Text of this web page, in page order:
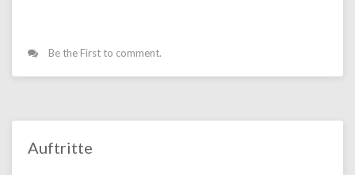
Be the First to comment.
Auftritte